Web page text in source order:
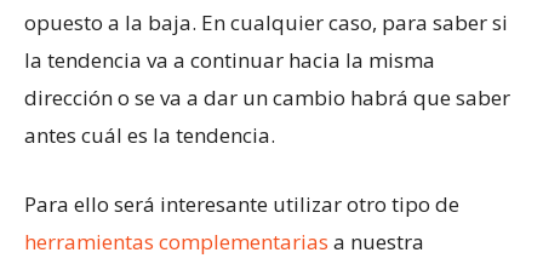
opuesto a la baja. En cualquier caso, para saber si
la tendencia va a continuar hacia la misma
dirección o se va a dar un cambio habrá que saber
antes cuál es la tendencia.
Para ello será interesante utilizar otro tipo de
herramientas complementarias a nuestra